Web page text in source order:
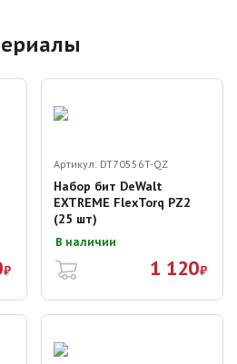
₽
Артикул: DT70556T-QZ
Набор бит DeWalt
EXTREME FlexTorq PZ2
(25 шт)
В наличии
1 120₽